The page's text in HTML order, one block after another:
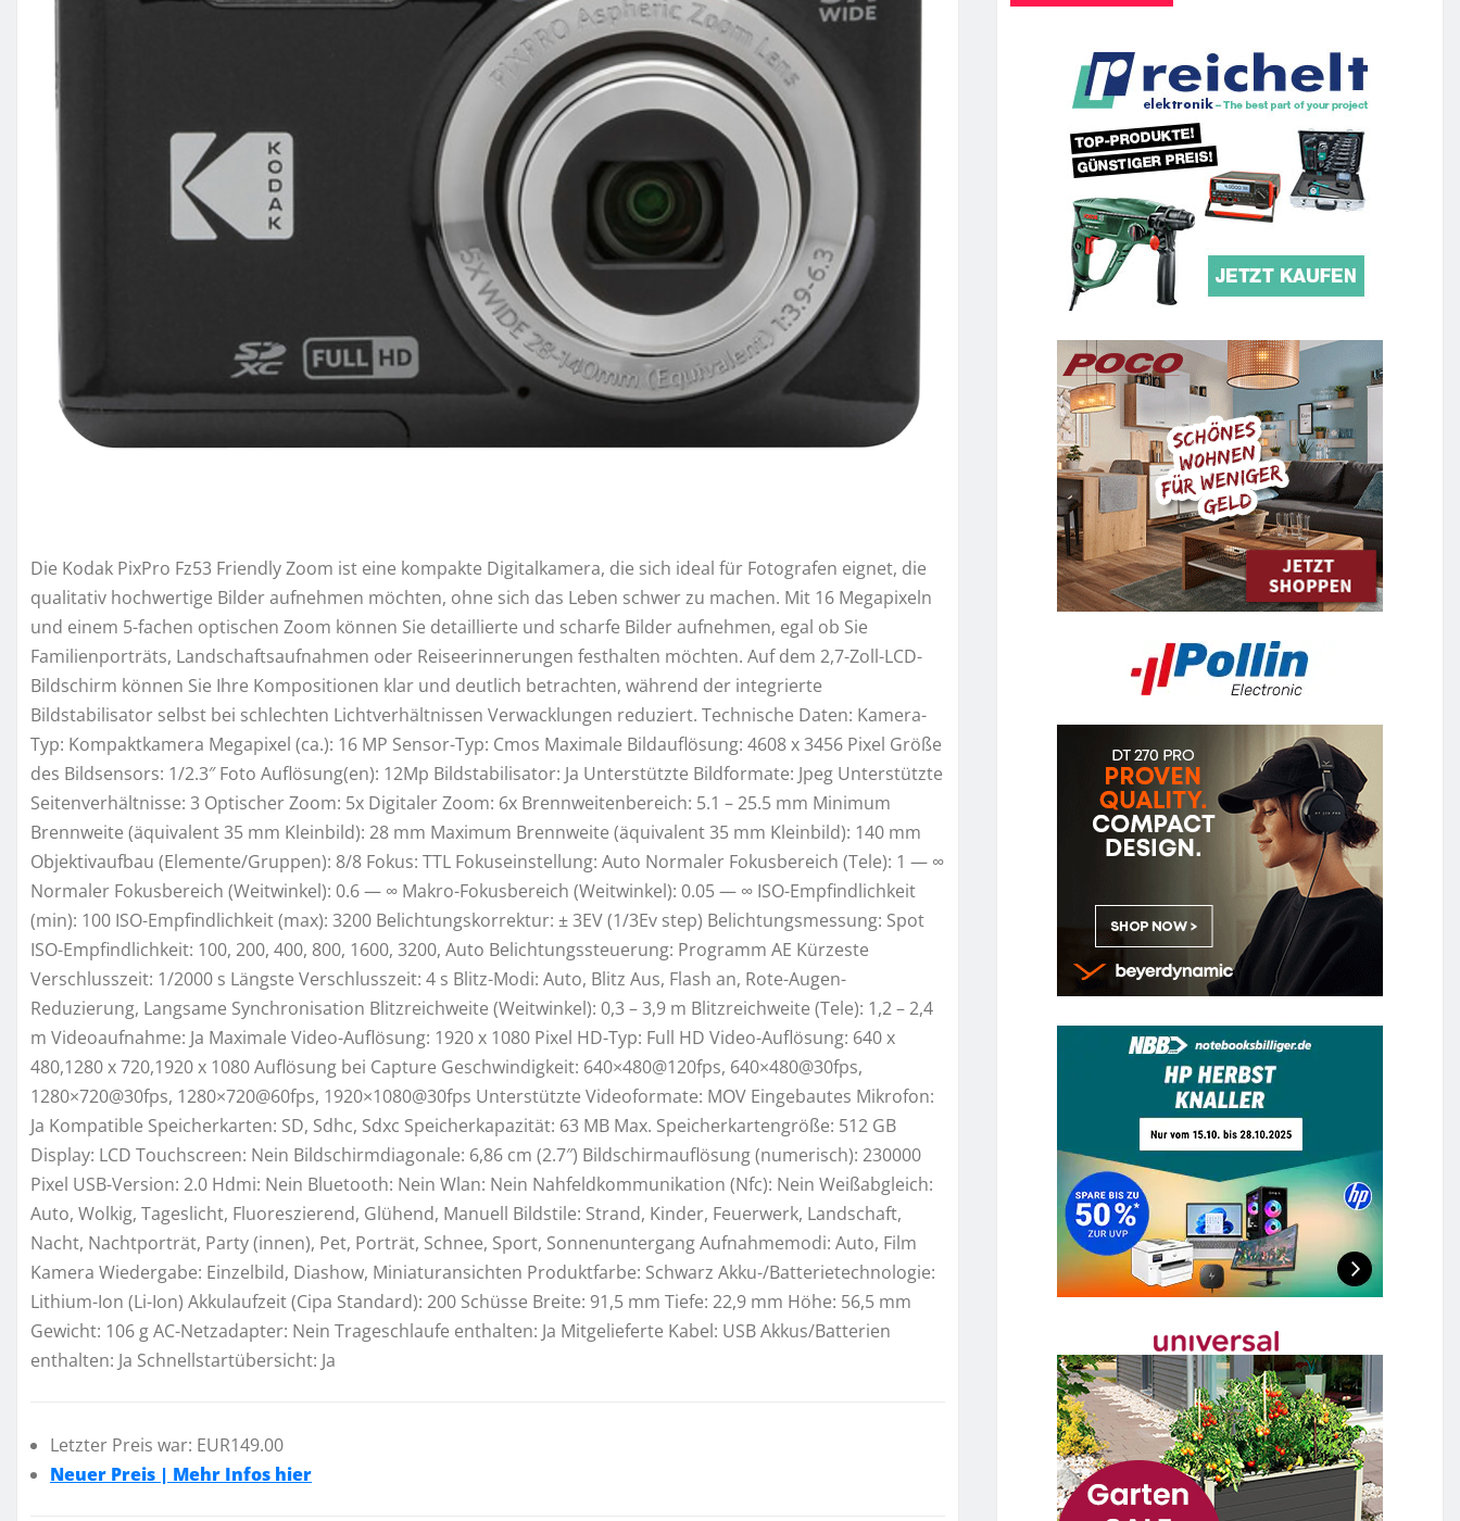
Die Kodak PixPro Fz53 Friendly Zoom ist eine kompakte Digitalkamera, die sich ideal für Fotografen eignet, die
qualitativ hochwertige Bilder aufnehmen möchten, ohne sich das Leben schwer zu machen. Mit 16 Megapixeln
und einem 5-fachen optischen Zoom können Sie detaillierte und scharfe Bilder aufnehmen, egal ob Sie
Familienporträts, Landschaftsaufnahmen oder Reiseerinnerungen festhalten möchten. Auf dem 2,7-Zoll-LCD-
Bildschirm können Sie Ihre Kompositionen klar und deutlich betrachten, während der integrierte
Bildstabilisator selbst bei schlechten Lichtverhältnissen Verwacklungen reduziert. Technische Daten: Kamera-
Typ: Kompaktkamera Megapixel (ca.): 16 MP Sensor-Typ: Cmos Maximale Bildauflösung: 4608 x 3456 Pixel Größe
des Bildsensors: 1/2.3″ Foto Auflösung(en): 12Mp Bildstabilisator: Ja Unterstützte Bildformate: Jpeg Unterstützte
Seitenverhältnisse: 3 Optischer Zoom: 5x Digitaler Zoom: 6x Brennweitenbereich: 5.1 – 25.5 mm Minimum
Brennweite (äquivalent 35 mm Kleinbild): 28 mm Maximum Brennweite (äquivalent 35 mm Kleinbild): 140 mm
Objektivaufbau (Elemente/Gruppen): 8/8 Fokus: TTL Fokuseinstellung: Auto Normaler Fokusbereich (Tele): 1 — ∞
Normaler Fokusbereich (Weitwinkel): 0.6 — ∞ Makro-Fokusbereich (Weitwinkel): 0.05 — ∞ ISO-Empfindlichkeit
(min): 100 ISO-Empfindlichkeit (max): 3200 Belichtungskorrektur: ± 3EV (1/3Ev step) Belichtungsmessung: Spot
ISO-Empfindlichkeit: 100, 200, 400, 800, 1600, 3200, Auto Belichtungssteuerung: Programm AE Kürzeste
Verschlusszeit: 1/2000 s Längste Verschlusszeit: 4 s Blitz-Modi: Auto, Blitz Aus, Flash an, Rote-Augen-
Reduzierung, Langsame Synchronisation Blitzreichweite (Weitwinkel): 0,3 – 3,9 m Blitzreichweite (Tele): 1,2 – 2,4
m Videoaufnahme: Ja Maximale Video-Auflösung: 1920 x 1080 Pixel HD-Typ: Full HD Video-Auflösung: 640 x
480,1280 x 720,1920 x 1080 Auflösung bei Capture Geschwindigkeit: 640×480@120fps, 640×480@30fps,
1280×720@30fps, 1280×720@60fps, 1920×1080@30fps Unterstützte Videoformate: MOV Eingebautes Mikrofon:
Ja Kompatible Speicherkarten: SD, Sdhc, Sdxc Speicherkapazität: 63 MB Max. Speicherkartengröße: 512 GB
Display: LCD Touchscreen: Nein Bildschirmdiagonale: 6,86 cm (2.7″) Bildschirmauflösung (numerisch): 230000
Pixel USB-Version: 2.0 Hdmi: Nein Bluetooth: Nein Wlan: Nein Nahfeldkommunikation (Nfc): Nein Weißabgleich:
Auto, Wolkig, Tageslicht, Fluoreszierend, Glühend, Manuell Bildstile: Strand, Kinder, Feuerwerk, Landschaft,
Nacht, Nachtporträt, Party (innen), Pet, Porträt, Schnee, Sport, Sonnenuntergang Aufnahmemodi: Auto, Film
Kamera Wiedergabe: Einzelbild, Diashow, Miniaturansichten Produktfarbe: Schwarz Akku-/Batterietechnologie:
Lithium-Ion (Li-Ion) Akkulaufzeit (Cipa Standard): 200 Schüsse Breite: 91,5 mm Tiefe: 22,9 mm Höhe: 56,5 mm
Gewicht: 106 g AC-Netzadapter: Nein Trageschlaufe enthalten: Ja Mitgelieferte Kabel: USB Akkus/Batterien
enthalten: Ja Schnellstartübersicht: Ja
Letzter Preis war: EUR149.00
Neuer Preis | Mehr Infos hier